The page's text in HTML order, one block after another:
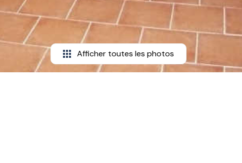
Afficher toutes les photos